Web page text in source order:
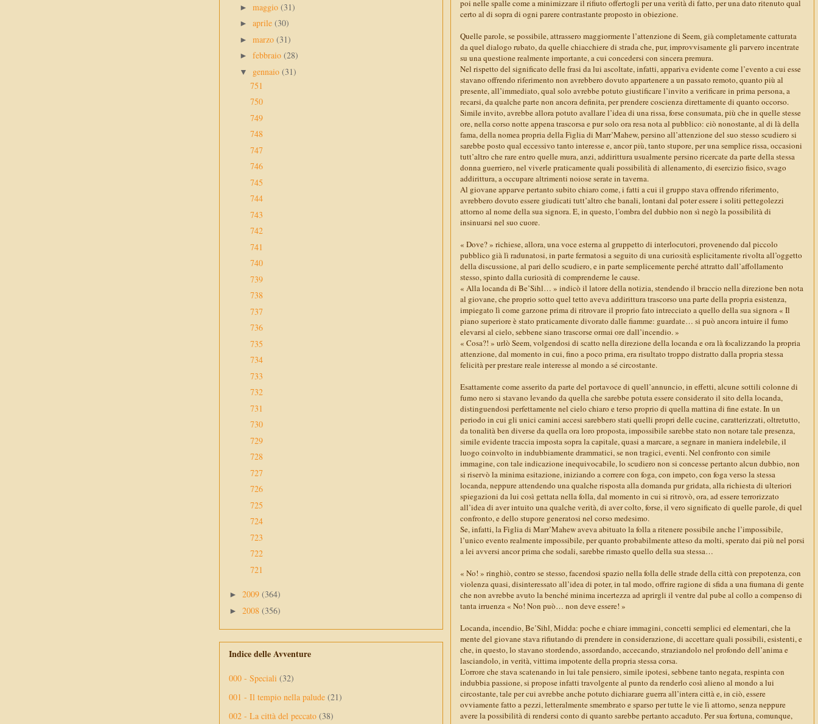
poi nelle spalle come a minimizzare il rifiuto offertogli per una verità di fatto, per una dato ritenuto qual
certo al di sopra di ogni parere contrastante proposto in obiezione.
Quelle parole, se possibile, attrassero maggiormente l’attenzione di Seem, già completamente catturata
da quel dialogo rubato, da quelle chiacchiere di strada che, pur, improvvisamente gli parvero incentrate
su una questione realmente importante, a cui concedersi con sincera premura.
Nel rispetto del significato delle frasi da lui ascoltate, infatti, appariva evidente come l’evento a cui esse
stavano offrendo riferimento non avrebbero dovuto appartenere a un passato remoto, quanto più al
presente, all’immediato, qual solo avrebbe potuto giustificare l’invito a verificare in prima persona, a
recarsi, da qualche parte non ancora definita, per prendere coscienza direttamente di quanto occorso.
Simile invito, avrebbe allora potuto avallare l’idea di una rissa, forse consumata, più che in quelle stesse
ore, nella corso notte appena trascorsa e pur solo ora resa nota al pubblico: ciò nonostante, al di là della
fama, della nomea propria della Figlia di Marr’Mahew, persino all’attenzione del suo stesso scudiero si
sarebbe posto qual eccessivo tanto interesse e, ancor più, tanto stupore, per una semplice rissa, occasioni
tutt’altro che rare entro quelle mura, anzi, addirittura usualmente persino ricercate da parte della stessa
donna guerriero, nel viverle praticamente quali possibilità di allenamento, di esercizio fisico, svago
addirittura, a occupare altrimenti noiose serate in taverna.
Al giovane apparve pertanto subito chiaro come, i fatti a cui il gruppo stava offrendo riferimento,
avrebbero dovuto essere giudicati tutt’altro che banali, lontani dal poter essere i soliti pettegolezzi
attorno al nome della sua signora. E, in questo, l’ombra del dubbio non sì negò la possibilità di
insinuarsi nel suo cuore.
« Dove? » richiese, allora, una voce esterna al gruppetto di interlocutori, provenendo dal piccolo
pubblico già lì radunatosi, in parte fermatosi a seguito di una curiosità esplicitamente rivolta all’oggetto
della discussione, al pari dello scudiero, e in parte semplicemente perché attratto dall’affollamento
stesso, spinto dalla curiosità di comprenderne le cause.
« Alla locanda di Be’Sihl… » indicò il latore della notizia, stendendo il braccio nella direzione ben nota
al giovane, che proprio sotto quel tetto aveva addirittura trascorso una parte della propria esistenza,
impiegato lì come garzone prima di ritrovare il proprio fato intrecciato a quello della sua signora « Il
piano superiore è stato praticamente divorato dalle fiamme: guardate… si può ancora intuire il fumo
elevarsi al cielo, sebbene siano trascorse ormai ore dall’incendio. »
« Cosa?! » urlò Seem, volgendosi di scatto nella direzione della locanda e ora là focalizzando la propria
attenzione, dal momento in cui, fino a poco prima, era risultato troppo distratto dalla propria stessa
felicità per prestare reale interesse al mondo a sé circostante.
Esattamente come asserito da parte del portavoce di quell’annuncio, in effetti, alcune sottili colonne di
fumo nero si stavano levando da quella che sarebbe potuta essere considerato il sito della locanda,
distinguendosi perfettamente nel cielo chiaro e terso proprio di quella mattina di fine estate. In un
periodo in cui gli unici camini accesi sarebbero stati quelli propri delle cucine, caratterizzati, oltretutto,
da tonalità ben diverse da quella ora loro proposta, impossibile sarebbe stato non notare tale presenza,
simile evidente traccia imposta sopra la capitale, quasi a marcare, a segnare in maniera indelebile, il
luogo coinvolto in indubbiamente drammatici, se non tragici, eventi. Nel confronto con simile
immagine, con tale indicazione inequivocabile, lo scudiero non si concesse pertanto alcun dubbio, non
si riservò la minima esitazione, iniziando a correre con foga, con impeto, con foga verso la stessa
locanda, neppure attendendo una qualche risposta alla domanda pur gridata, alla richiesta di ulteriori
spiegazioni da lui così gettata nella folla, dal momento in cui si ritrovò, ora, ad essere terrorizzato
all’idea di aver intuito una qualche verità, di aver colto, forse, il vero significato di quelle parole, di quel
confronto, e dello stupore generatosi nel corso medesimo.
Se, infatti, la Figlia di Marr’Mahew aveva abituato la folla a ritenere possibile anche l’impossibile,
l’unico evento realmente impossibile, per quanto probabilmente atteso da molti, sperato dai più nel porsi
a lei avversi ancor prima che sodali, sarebbe rimasto quello della sua stessa…
« No! » ringhiò, contro se stesso, facendosi spazio nella folla delle strade della città con prepotenza, con
violenza quasi, disinteressato all’idea di poter, in tal modo, offrire ragione di sfida a una fiumana di gente
che non avrebbe avuto la benché minima incertezza ad aprirgli il ventre dal pube al collo a compenso di
tanta irruenza « No! Non può… non deve essere! »
Locanda, incendio, Be’Sihl, Midda: poche e chiare immagini, concetti semplici ed elementari, che la
mente del giovane stava rifiutando di prendere in considerazione, di accettare quali possibili, esistenti, e
che, in questo, lo stavano stordendo, assordando, accecando, straziandolo nel profondo dell’anima e
lasciandolo, in verità, vittima impotente della propria stessa corsa.
L’orrore che stava scatenando in lui tale pensiero, simile ipotesi, sebbene tanto negata, respinta con
indubbia passione, si propose infatti travolgente al punto da renderlo così alieno al mondo a lui
circostante, tale per cui avrebbe anche potuto dichiarare guerra all’intera città e, in ciò, essere
ovviamente fatto a pezzi, letteralmente smembrato e sparso per tutte le vie lì attorno, senza neppure
avere la possibilità di rendersi conto di quanto sarebbe pertanto accaduto. Per sua fortuna, comunque,
► maggio (31)
► aprile (30)
► marzo (31)
► febbraio (28)
▼ gennaio (31)
751
750
749
748
747
746
745
744
743
742
741
740
739
738
737
736
735
734
733
732
731
730
729
728
727
726
725
724
723
722
721
► 2009 (364)
► 2008 (356)
Indice delle Avventure
000 - Speciali (32)
001 - Il tempio nella palude (21)
002 - La città del peccato (38)